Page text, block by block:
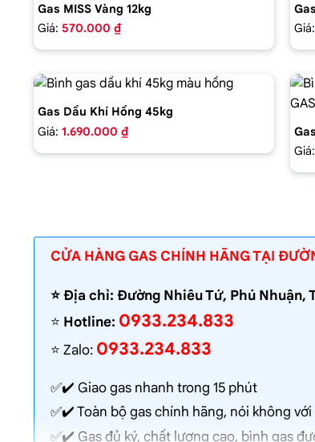
Gas MISS Vàng 12kg
Giá: 570.000 ₫
Giá:
Gas Dầu Khí Hồng 45kg
Giá: 1.690.000 ₫
Giá:
CỬA HÀNG GAS CHÍNH HÃNG TẠI
⭐️ Địa chỉ: Đường Nhiêu Tứ, Phú Nhuận,
⭐️ Hotline: 0933.234.833
⭐️ Zalo: 0933.234.833
✅✔️ Giao gas nhanh trong 15 phút
✅✔️ Toàn bộ gas chính hãng, nói không với
✅✔️ Gas đủ ký, chất lượng cao, bình gas